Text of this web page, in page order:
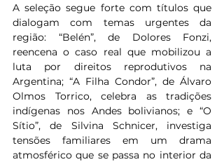
A seleção segue forte com títulos que
dialogam com temas urgentes da
região: “Belén”, de Dolores Fonzi,
reencena o caso real que mobilizou a
luta por direitos reprodutivos na
Argentina; “A Filha Condor”, de Álvaro
Olmos Torrico, celebra as tradições
indígenas nos Andes bolivianos; e “O
Sítio”, de Silvina Schnicer, investiga
tensões familiares em um drama
atmosférico que se passa no interior da